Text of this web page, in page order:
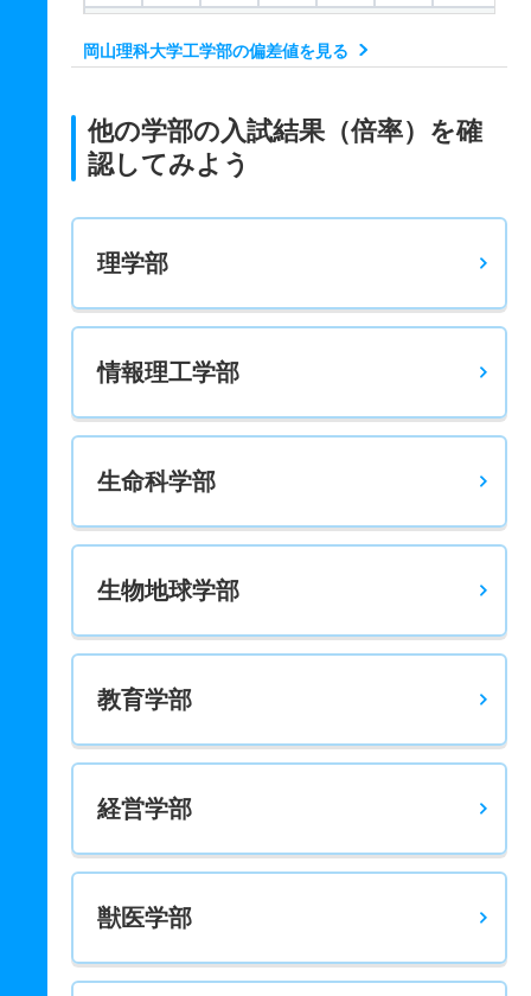
1人 1.90倍 － 25人 25人 13人 50.40
2人 1倍 1.20倍
機械システム工学科 推薦 推薦Ａ日程
30人 1倍 1.30倍 27人 27人 26人 －
機械システム工学科 推薦 特別推薦普通科
機械システム工学科 推薦 特別推薦専門総合
81人 1倍
機械システム工学科 推薦 専門学科等推薦
14人 1倍 1.30倍 32人 32人 32人 44.30
電気電子システム学科 一般 前期Ｂ日程
－ －
電気電子システム学科 一般 最終日程
1人 1.70倍 1.10倍 10人 10人 6人 42.20
岡山理科大学工学部の偏差値を見る
他の学部の入試結果（倍率）を確
認してみよう
理学部
情報理工学部
生命科学部
生物地球学部
教育学部
経営学部
獣医学部